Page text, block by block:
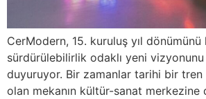
CerModern, 15. kuruluş yıl
sürdürülebilirlik odaklı yeni
duyuruyor. Bir zamanlar tarihi bir tren
olan mekanın kültür-sanat merkezine